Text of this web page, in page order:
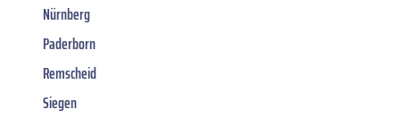
Nürnberg
Paderborn
Remscheid
Siegen